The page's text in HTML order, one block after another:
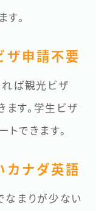
。
申請不要
れば観光ビザ
ます。学生ビザ
できます。
ナダ英語
なまりが少ない